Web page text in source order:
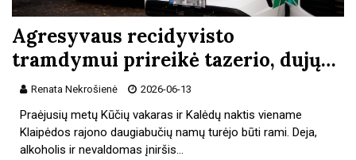
Agresyvaus recidyvisto
tramdymui prireikė tazerio, dujų…
Renata Nekrošienė 2026-06-13
Praėjusių metų Kūčių vakaras ir Kalėdų naktis viename
Klaipėdos rajono daugiabučių namų turėjo būti rami. Deja,
alkoholis ir nevaldomas įniršis…